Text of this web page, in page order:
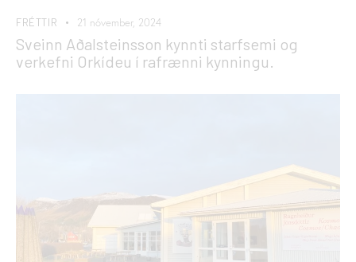
FRÉTTIR 21 nóvember, 2024
Sveinn Aðalsteinsson kynnti starfsemi og
verkefni Orkídeu í rafrænni kynningu.